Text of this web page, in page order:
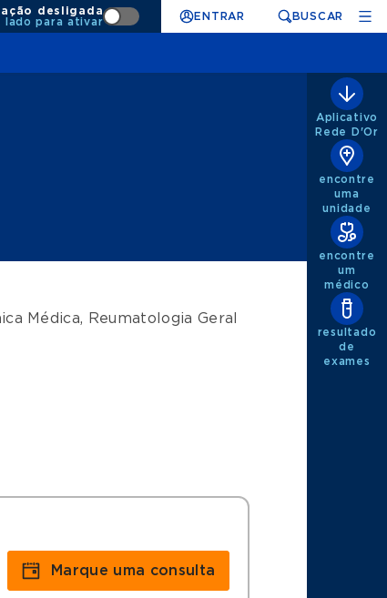
desligada
lado para ativar
ENTRAR BUSCAR
Médica,
Reumatologia Geral
Marque uma consulta
Aplicativo
Rede D'Or
encontre
uma
unidade
encontre
um
médico
resultado
de
exames